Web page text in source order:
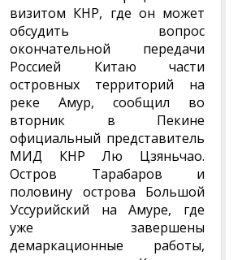
визитом КНР, где он может
обсудить вопрос
окончательной передачи
Россией Китаю части
островных территорий на
реке Амур, сообщил во
вторник в Пекине
официальный представитель
МИД КНР Лю Цзяньчао.
Остров Тарабаров и
половину острова Большой
Уссурийский на Амуре, где
уже завершены
демаркационные работы,